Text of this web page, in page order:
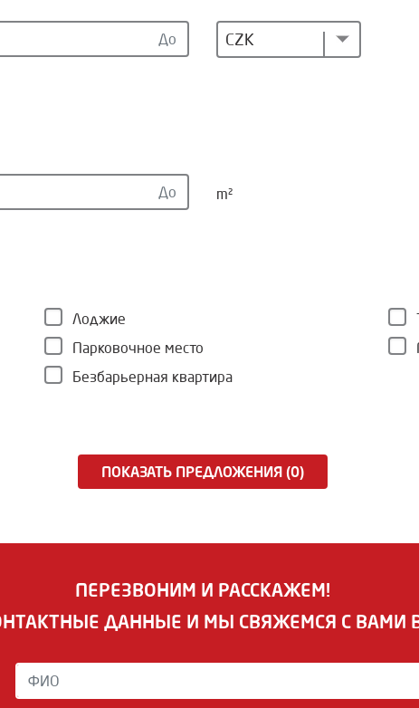
CZK
m²
Лоджие
Парковочное место
Безбарьерная квартира
ПОКАЗАТЬ ПРЕДЛОЖЕНИЯ (0)
ПЕРЕЗВОНИМ И РАССКАЖЕМ!
ДАННЫЕ И МЫ СВЯЖЕМСЯ С ВАМИ